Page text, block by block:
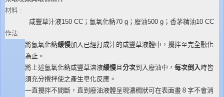
材料 :
咸豐草汁液150 CC；氫氧化鈉70 g；廢油500 g；香茅精油10 CC
作法:
將氫氧化鈉緩慢加入已經打成汁的咸豐草液體中，攪拌至完全融化
為止。
將上述氫氧化鈉咸豐草溶液緩慢 且 分次到入廢油中， 每次倒入 時皆
須充分攪拌使之產生皂化反應。
一直攪拌不間斷，直到廢油液體呈現濃稠狀可在表面畫８字不會消